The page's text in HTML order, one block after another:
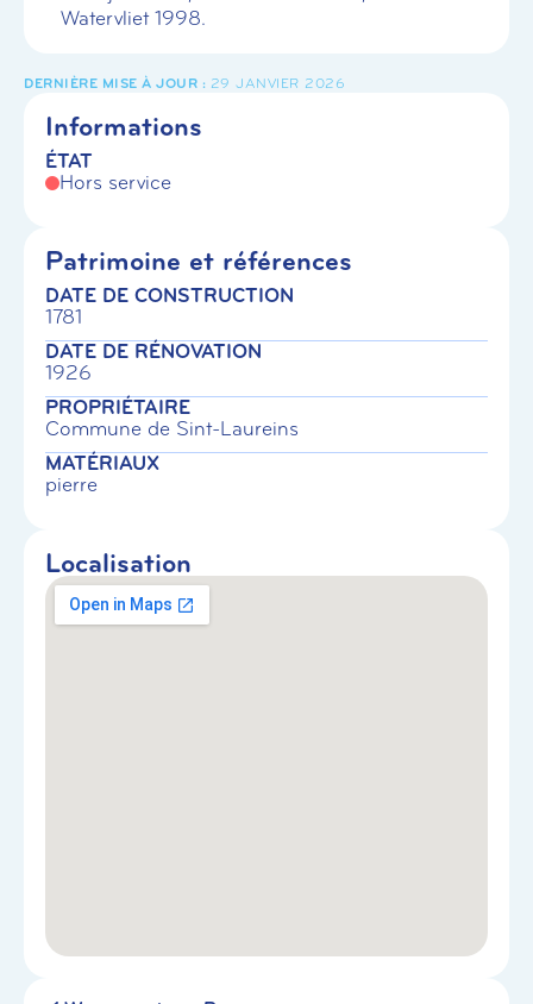
Watervliet 1998.
29 JANVIER 2026
Informations
ÉTAT
Hors service
Patrimoine et références
DATE DE CONSTRUCTION
1781
DATE DE RÉNOVATION
1926
PROPRIÉTAIRE
Commune de Sint-Laureins
MATÉRIAUX
pierre
Localisation